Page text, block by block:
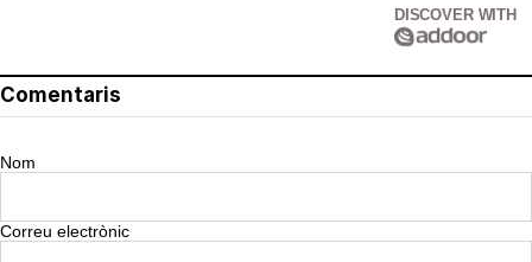
DISCOVER WITH
Comentaris
Nom
Correu electrònic